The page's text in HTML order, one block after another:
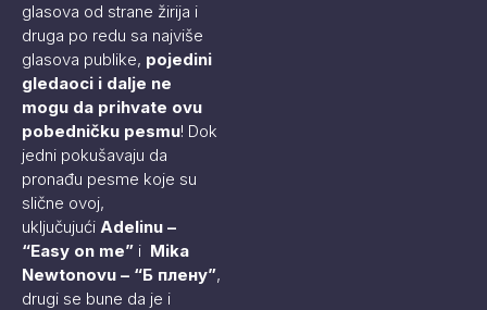
glasova od strane žirija i
druga po redu sa najviše
glasova publike, pojedini
gledaoci i dalje ne
mogu da prihvate ovu
pobedničku pesmu! Dok
jedni pokušavaju da
pronađu pesme koje su
slične ovoj,
uključujući Adelinu –
“Easy on me” i Mika
Newtonovu – “Б плену”,
drugi se bune da je i